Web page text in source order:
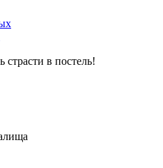
страсти в постель!